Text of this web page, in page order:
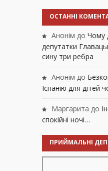
ОСТАННІ
Анонім до Чому
депутатки
сину три ребра
Анонім до
Іспанію для дітей
Маргарита до
спокійні ночі…
ПРИЙМАЛЬНІ